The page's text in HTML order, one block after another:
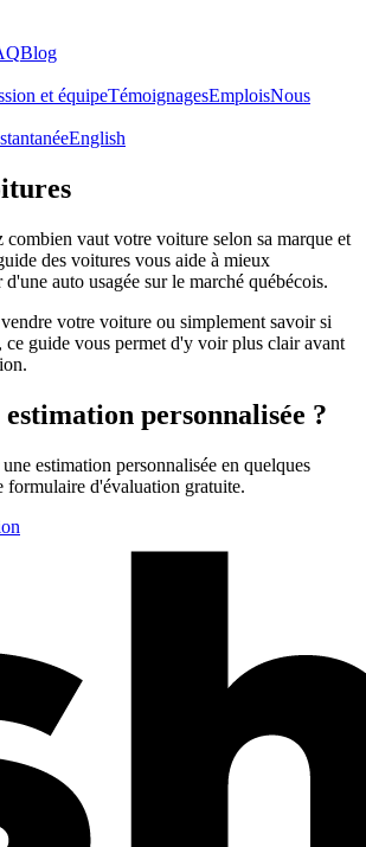
Blog
et équipeTémoignagesEmploisNous
English
combien vaut votre voiture selon sa marque et
des voitures vous aide à mieux
auto usagée sur le marché québécois.
votre voiture ou simplement savoir si
ce guide vous permet d'y voir plus clair avant
personnalisée ?
estimation personnalisée en quelques
formulaire d'évaluation gratuite.